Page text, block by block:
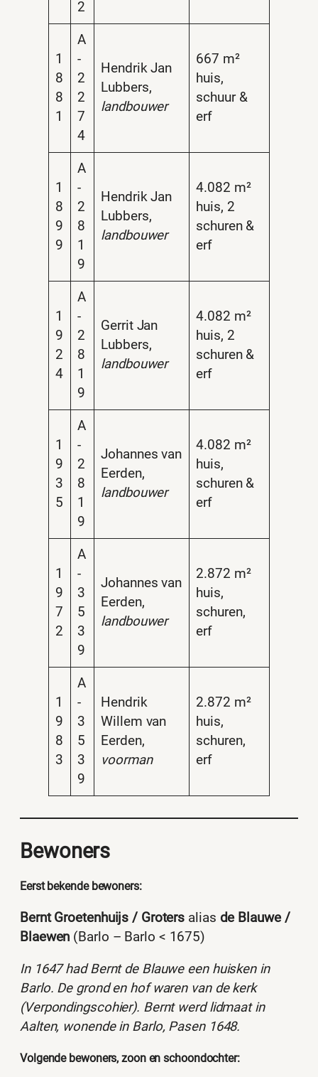
2
1
8
8
1
A
-
2
2
7
4
Hendrik Jan
Lubbers,
landbouwer
667 m²
huis,
schuur &
erf
1
8
9
9
A
-
2
8
1
9
Hendrik Jan
Lubbers,
landbouwer
4.082 m²
huis, 2
schuren &
erf
1
9
2
4
A
-
2
8
1
9
Gerrit Jan
Lubbers,
landbouwer
4.082 m²
huis, 2
schuren &
erf
1
9
3
5
A
-
2
8
1
9
Johannes van
Eerden,
landbouwer
4.082 m²
huis,
schuren &
erf
1
9
7
2
A
-
3
5
3
9
Johannes van
Eerden,
landbouwer
2.872 m²
huis,
schuren,
erf
1
9
8
3
A
-
3
5
3
9
Hendrik
Willem van
Eerden,
voorman
2.872 m²
huis,
schuren,
erf
Bewoners
Eerst bekende bewoners:
Bernt Groetenhuijs / Groters alias de Blauwe /
Blaewen (Barlo – Barlo < 1675)
In 1647 had Bernt de Blauwe een huisken in
Barlo. De grond en hof waren van de kerk
(Verpondingscohier). Bernt werd lidmaat in
Aalten, wonende in Barlo, Pasen 1648.
Volgende bewoners, zoon en schoondochter: